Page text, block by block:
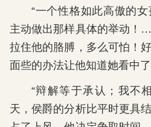
“一个性格如此高傲的
主动做出那样具体的举动！
拉住他的胳膊，多么可怕！
面些的办法让他知道她看中
“辩解等于承认；我不
天，侯爵的分析比平时更具